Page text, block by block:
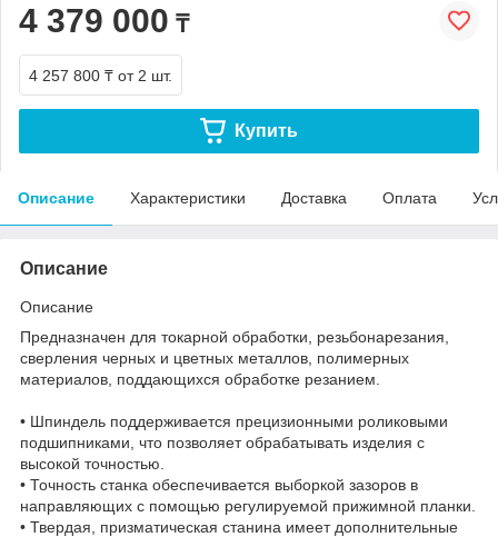
4 379 000 ₸
4 257 800 ₸ от 2 шт.
Купить
Описание Характеристики Доставка Оплата
Описание
Описание
Предназначен для токарной обработки, резьбонарезания,
сверления черных и цветных металлов, полимерных
материалов, поддающихся обработке резанием.
• Шпиндель поддерживается прецизионными роликовыми
подшипниками, что позволяет обрабатывать изделия с
высокой точностью.
• Точность станка обеспечивается выборкой зазоров в
направляющих с помощью регулируемой прижимной планки.
• Твердая, призматическая станина имеет дополнительные